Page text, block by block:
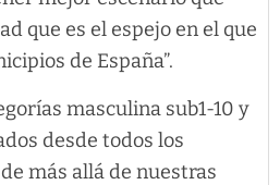
que es el espejo en el que
de España”.
masculina sub1-10 y
desde todos los
más allá de nuestras